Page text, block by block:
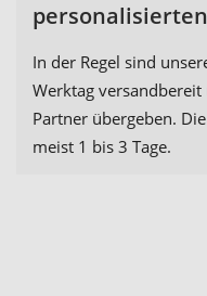
In der Regel sind
Werktag
Partner übergeben.
meist 1 bis 3 Tage.